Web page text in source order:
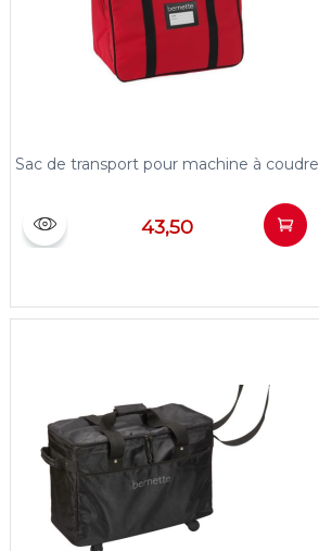
Sac de transport pour machine à coudre
43,50